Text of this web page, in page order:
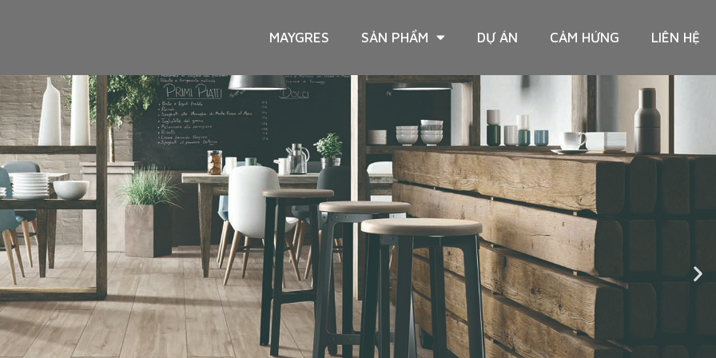
MAYGRES SẢN PHẨM DỰ ÁN CẢM HỨNG LIÊN HỆ